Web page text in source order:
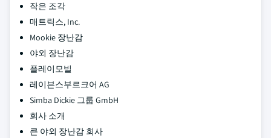
작은 조각
매트릭스, Inc.
Mookie 장난감
야외 장난감
플레이모빌
레이븐스부르크어 AG
Simba Dickie 그룹 GmbH
회사 소개
큰 야외 장난감 회사